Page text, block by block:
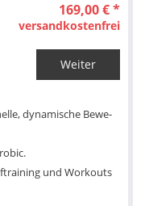
169,00 € *
versandkostenfrei
Weiter
dynamische Bewe­
und Workouts